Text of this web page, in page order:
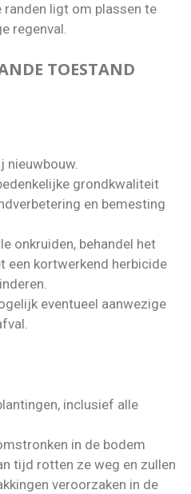
randen ligt om plassen te
regenval.
TOESTAND
nieuwbouw.
grondkwaliteit
en bemesting
onkruiden, behandel het
een kortwerkend herbicide
eventueel aanwezige
inclusief alle
in de bodem
tijd rotten ze weg en zullen
veroorzaken in de